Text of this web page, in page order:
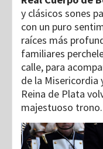
y clásicos sones
con un puro
raíces más
familiares
calle, para
de la
Reina de Plata
majestuoso trono.